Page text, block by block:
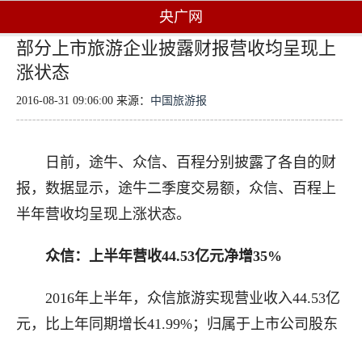
央广网
部分上市旅游企业披露财报营收均呈现上
涨状态
2016-08-31 09:06:00 来源： 中国旅游报
日前，途牛、众信、百程分别披露了各自的财
报，数据显示，途牛二季度交易额，众信、百程上
半年营收均呈现上涨状态。
众信：上半年营收44.53亿元净增35%
2016年上半年，众信旅游实现营业收入44.53亿
元，比上年同期增长41.99%；归属于上市公司股东